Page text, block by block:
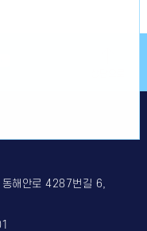
해안로 4287번길 6,